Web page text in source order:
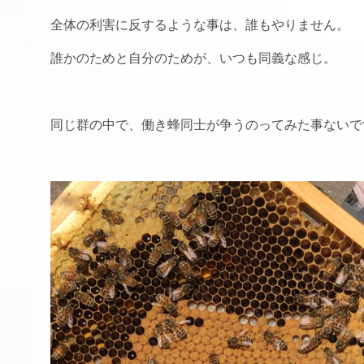
全体の利害に反するような事は、誰もやりません。
誰かのためと自分のためが、いつも同義な感じ。
同じ群の中で、働き蜂同士が争うのってみた事ない